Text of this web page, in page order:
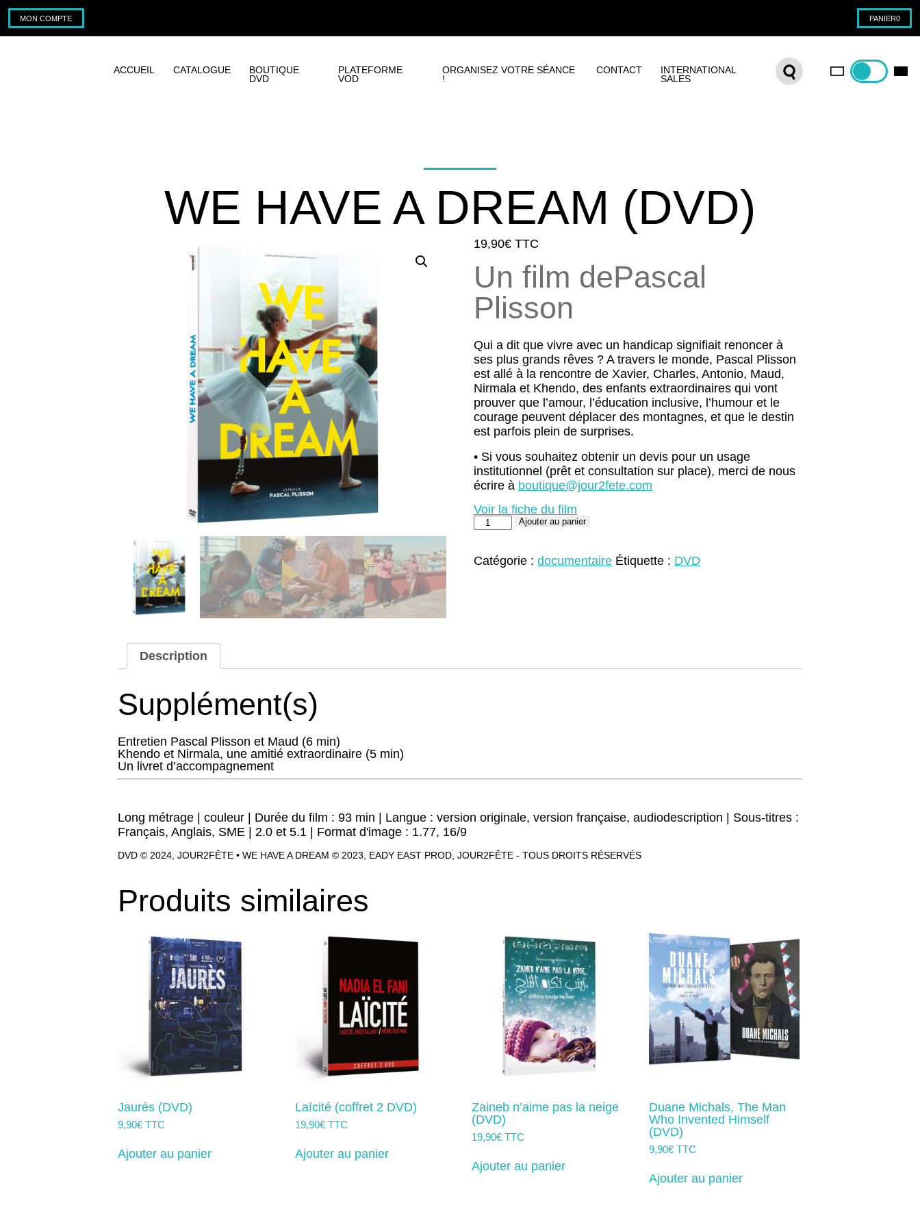
MON COMPTE PANIER0
ACCUEIL CATALOGUE
BOUTIQUE
DVD
PLATEFORME
VOD
ORGANISEZ VOTRE SÉANCE
!
CONTACT
INTERNATIONAL
SALES
WE HAVE A DREAM (DVD)
19,90€ TTC
Un film dePascal
Plisson
Qui a dit que vivre avec un handicap signifiait renoncer à
ses plus grands rêves ? A travers le monde, Pascal Plisson
est allé à la rencontre de Xavier, Charles, Antonio, Maud,
Nirmala et Khendo, des enfants extraordinaires qui vont
prouver que l’amour, l’éducation inclusive, l’humour et le
courage peuvent déplacer des montagnes, et que le destin
est parfois plein de surprises.
• Si vous souhaitez obtenir un devis pour un usage
institutionnel (prêt et consultation sur place), merci de nous
écrire à boutique@jour2fete.com
Voir la fiche du film
quantité
de
Have
Ajouter au panier
Catégorie : documentaire Étiquette : DVD
Description
Supplément(s)
Entretien Pascal Plisson et Maud (6 min)
Khendo et Nirmala, une amitié extraordinaire (5 min)
Un livret d’accompagnement
Long métrage | couleur | Durée du film : 93 min | Langue : version originale, version française, audiodescription | Sous-titres :
Français, Anglais, SME | 2.0 et 5.1 | Format d'image : 1.77, 16/9
DVD © 2024, JOUR2FÊTE • WE HAVE A DREAM © 2023, EADY EAST PROD, JOUR2FÊTE - TOUS DROITS RÉSERVÉS
Produits similaires
Jaurès (DVD)
9,90€ TTC
Ajouter au panier
Laïcité (coffret 2 DVD)
19,90€ TTC
Ajouter au panier
Zaineb n’aime pas la neige
(DVD)
19,90€ TTC
Ajouter au panier
Duane Michals, The Man
Who Invented Himself
(DVD)
9,90€ TTC
Ajouter au panier